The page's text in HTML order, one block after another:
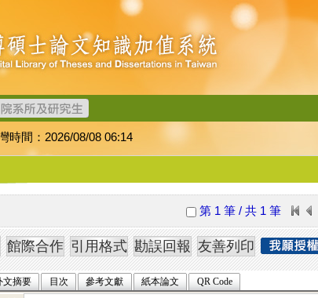
時間：2026/08/08 06:14
第 1 筆 / 共 1 筆
文摘要 目次 參考文獻 紙本論文 QR Code